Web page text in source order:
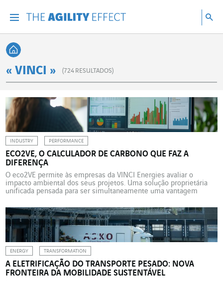
Voltar à página inicial
« VINCI » (724 RESULTADOS)
INDUSTRY PERFORMANCE
ECO2VE, O CALCULADOR DE CARBONO QUE FAZ A
DIFERENÇA
O eco2VE permite às empresas da VINCI Energies avaliar o
impacto ambiental dos seus projetos. Uma solução proprietária
unificada pensada para ser simultaneamente uma vantagem
descarbonização e um vetor de cultura comum. Até 2023, as
diferentes marcas da VINCI Energies utilizavam ferramentas de
cálculo de carbono […]
ENERGY TRANSFORMATION
A ELETRIFICAÇÃO DO TRANSPORTE PESADO: NOVA
FRONTEIRA DA MOBILIDADE SUSTENTÁVEL